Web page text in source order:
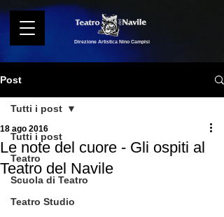
Direzione Artistica Nino Campisi
Post
Tutti i post
Teatro
Scuola di Teatro
Teatro Studio
Tutti i post
Le note del cuore - Gli ospiti al
Teatro del Navile
18 ago 2016